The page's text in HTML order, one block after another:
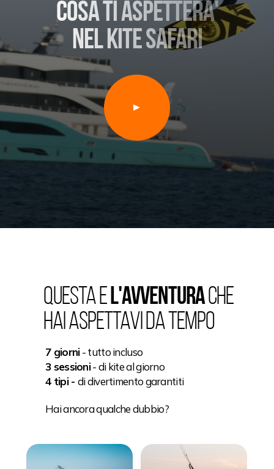
cosa ti aspettera'
nel kite safari
▲
il video
QUESTA eL'AVVENTURACHE
HAI aspettavi DA TEMPO
Hai ancora qualche dubbio?
7 giorni- tutto incluso
3 sessioni- di kite al giorno
4 tipi - di divertimento garantiti